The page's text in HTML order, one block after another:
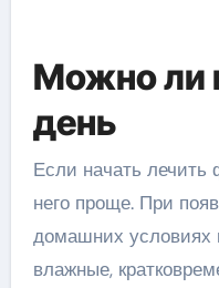
Можно ли
день
Если начать лечить
него проще. При
домашних условиях
влажные,